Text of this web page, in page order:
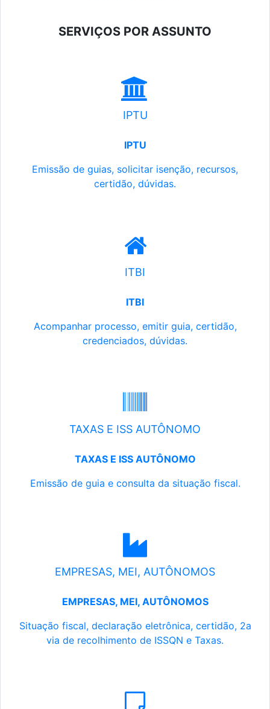
SERVIÇOS POR ASSUNTO
IPTU
IPTU
Emissão de guias, solicitar isenção, recursos,
certidão, dúvidas.
ITBI
ITBI
Acompanhar processo, emitir guia, certidão,
credenciados, dúvidas.
TAXAS E ISS AUTÔNOMO
TAXAS E ISS AUTÔNOMO
Emissão de guia e consulta da situação fiscal.
EMPRESAS, MEI, AUTÔNOMOS
EMPRESAS, MEI, AUTÔNOMOS
Situação fiscal, declaração eletrônica, certidão, 2a
via de recolhimento de ISSQN e Taxas.